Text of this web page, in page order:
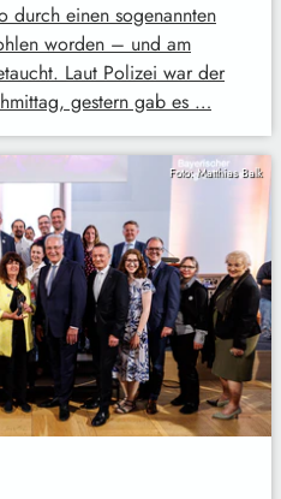
durch einen sogenannten
worden – und am
Laut Polizei war der
gestern gab es …
Foto: Matthias Balk